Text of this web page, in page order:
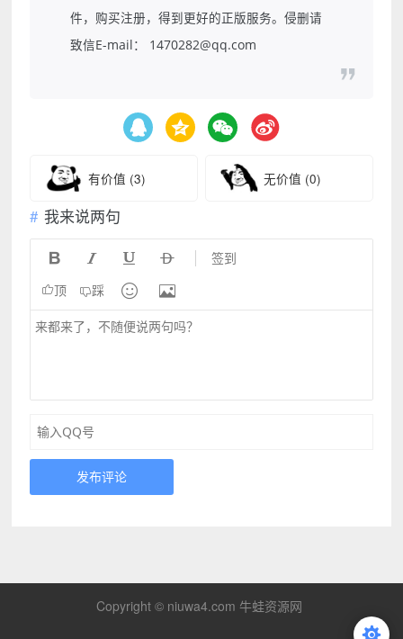
件，购买注册，得到更好的正版服务。侵删请
致信E-mail： 1470282@qq.com
有价值 (3) 无价值 (0)
我来说两句
    签到
顶 踩  
发布评论
Copyright © niuwa4.com 牛蛙资源网